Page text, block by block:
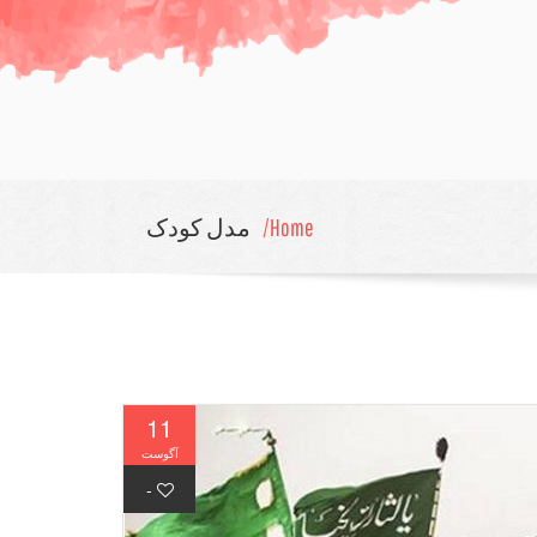
Home/ مدل کودک
11
آگوست
-
آگوست